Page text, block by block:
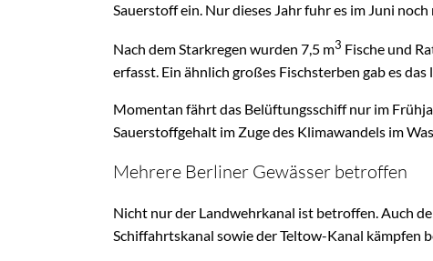
Sauerstoff ein. Nur dieses Jahr fuhr es im Juni
Nach dem Starkregen wurden 7,5 m3 Fische und
erfasst. Ein ähnlich großes Fischsterben gab es
Momentan fährt das Belüftungsschiff nur im
Sauerstoffgehalt im Zuge des Klimawandels im
Mehrere Berliner Gewässer betroffen
Nicht nur der Landwehrkanal ist betroffen. Auch
Schiffahrtskanal sowie der Teltow-Kanal kämpfen